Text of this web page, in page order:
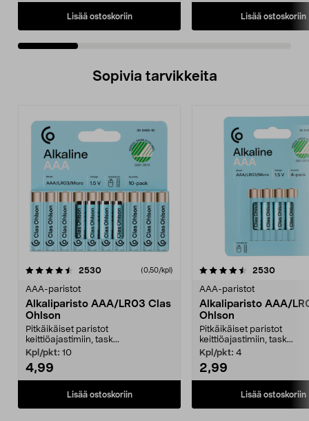
Lisää ostoskoriin Lisää ostoskoriin
Sopivia tarvikkeita
2530arvostelut (0,50/kpl)
AAA-paristot
Alkaliparisto AAA/LR03 Clas
Ohlson
Pitkäikäiset paristot
keittiöajastimiin, task...
Kpl/pkt: 10
4,99
Lisää ostoskoriin
4.5viidestä
2530
AAA-paristot
Alkaliparisto AAA/
Ohlson
Pitkäikäiset paristot
keittiöajastimiin, task...
Kpl/pkt: 4
2,99
Lisää ostoskoriin
4.5viidestä